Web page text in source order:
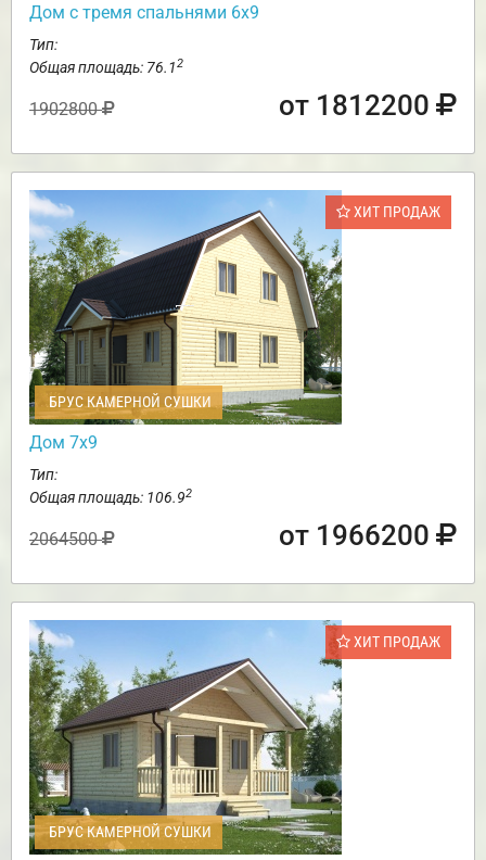
Дом с тремя спальнями 6х9
Тип:
Общая площадь: 76.12
1902800 от 1812200
ХИТ ПРОДАЖ
БРУС КАМЕРНОЙ СУШКИ
Дом 7х9
Тип:
Общая площадь: 106.92
2064500 от 1966200
ХИТ ПРОДАЖ
БРУС КАМЕРНОЙ СУШКИ